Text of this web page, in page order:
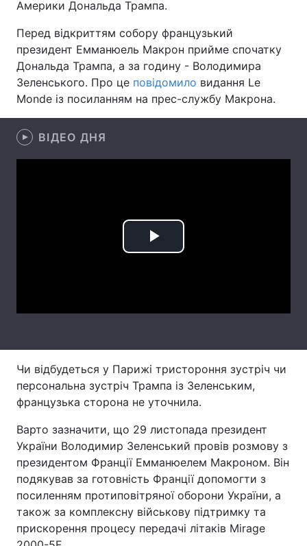
Зброя Інциденти
Здоров'я Туризм
Цікавинки Погода
Екологія
Статті
Думки
Тема оформлення
Америки Дональда Трампа.
Перед відкриттям собору французький
президент Емманюель Макрон прийме спочатку
Дональда Трампа, а за годину - Володимира
Зеленського. Про це повідомило видання Le
Monde із посиланням на прес-службу Макрона.
ВІДЕО ДНЯ
Play
Чи відбудеться у Парижі тристороння зустріч чи
персональна зустріч Трампа із Зеленським,
французька сторона не уточнила.
Варто зазначити, що 29 листопада президент
України Володимир Зеленський провів розмову з
президентом Франції Емманюелем Макроном. Він
подякував за готовність Франції допомогти з
посиленням протиповітряної оборони України, а
також за комплексну військову підтримку та
прискорення процесу передачі літаків Mirage